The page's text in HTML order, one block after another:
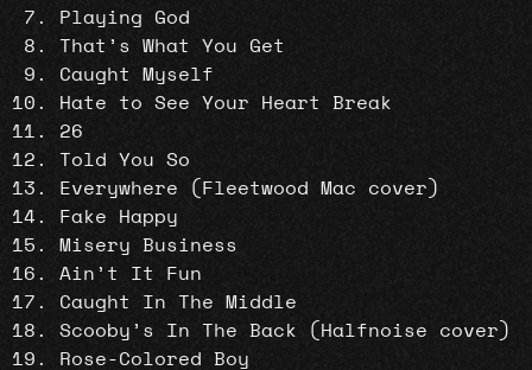
Playing God
That’s What You Get
Caught Myself
Hate to See Your Heart Break
26
Told You So
Everywhere (Fleetwood Mac cover)
Fake Happy
Misery Business
Ain’t It Fun
Caught In The Middle
Scooby’s In The Back (Halfnoise cover)
Rose-Colored Boy